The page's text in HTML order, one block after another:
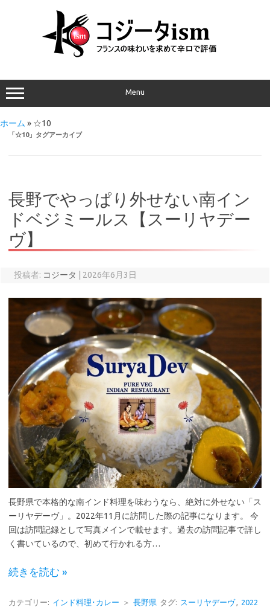
Menu
ホーム » ☆10
「☆10」タグアーカイブ
長野でやっぱり外せない南イン
ドベジミールス【スーリヤデー
ヴ】
投稿者: コジータ 2026年6月3日
長野県で本格的な南インド料理を味わうなら、絶対に外せない「ス
ーリヤデーヴ」。2022年11月に訪問した際の記事になります。 今
回は訪問記録として写真メインで載せます。過去の訪問記事で詳し
く書いているので、初めて行かれる方…
続きを読む »
カテゴリー: インド料理･カレー ＞ 長野県 タグ: スーリヤデーヴ, 2022